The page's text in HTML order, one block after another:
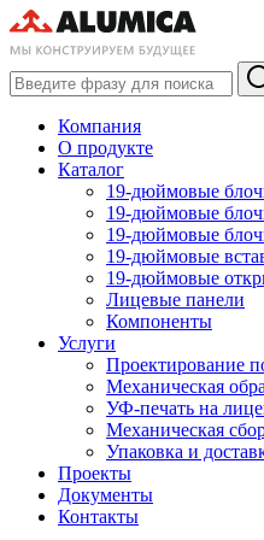
Компания
О продукте
Каталог
19-дюймовые
19-дюймовые
19-дюймовые
19-дюймовые
19-дюймовые
Лицевые панели
Компоненты
Услуги
Проектирование
Механическая
УФ-печать на
Механическая
Упаковка и
Проекты
Документы
Контакты